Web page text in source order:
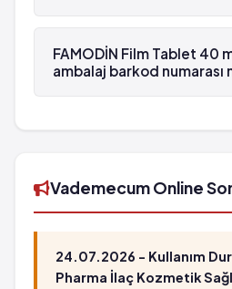
FAMODİN Film Tablet 40 mg
Sandoz tarafından
FAMODİN Film Tablet 40
ambalaj barkod numarası
ambalaj'in barkod numarası
Vademecum Online
24.07.2026 - Kullanım
Pharma İlaç Kozmetik